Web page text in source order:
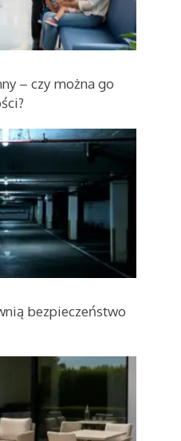
– czy można go
bezpieczeństwo